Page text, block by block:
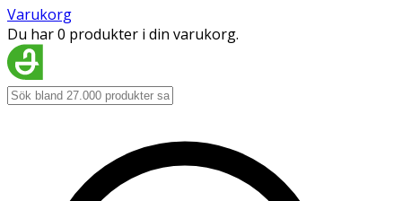
Varukorg
Du har 0 produkter i din varukorg.